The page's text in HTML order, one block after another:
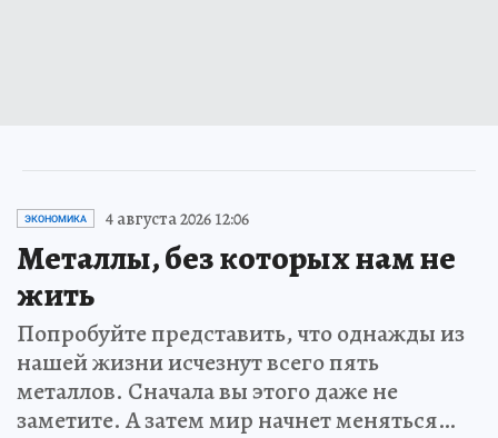
ЭКОНОМИКА 4 августа 2026 12:06
Металлы, без которых нам не
жить
Попробуйте представить, что однажды из
нашей жизни исчезнут всего пять
металлов. Сначала вы этого даже не
заметите. А затем мир начнет меняться…